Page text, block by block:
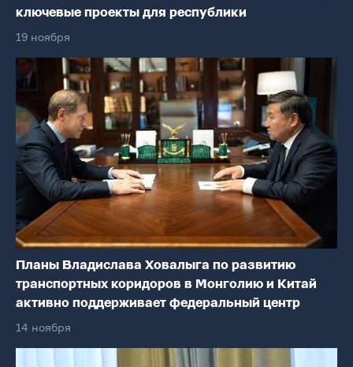
ключевые проекты для республики
19 ноября
Планы Владислава Ховалыга по развитию
транспортных коридоров в Монголию и Китай
активно поддерживает федеральный центр
14 ноября